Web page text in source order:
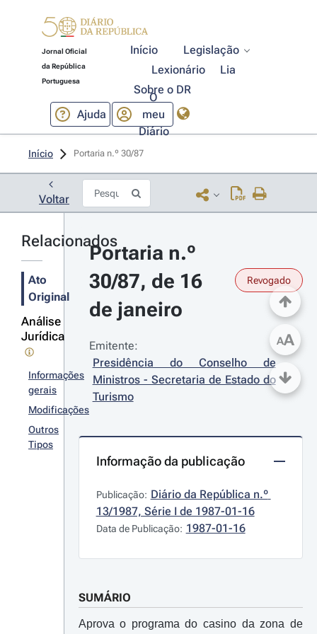
Jornal Oficial
da República
Portuguesa
Início
Legislação
Lexionário
Lia
Sobre o DR
Ajuda
O
meu
Diário
Início Portaria n.º 30/87
Voltar
Relacionados
Ato
Original
Análise
Jurídica
Informações
gerais
Modificações
Outros
Tipos
Portaria n.º
30/87, de 16
de janeiro
Revogado
Emitente:
Presidência do Conselho de
Ministros - Secretaria de Estado do
Turismo
Informação da publicação
Publicação: Diário da República n.º
13/1987, Série I de 1987-01-16
Data de Publicação: 1987-01-16
SUMÁRIO
Aprova o programa do casino da zona de
AA